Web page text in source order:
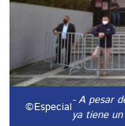
©Especial- A pesar
ya tiene